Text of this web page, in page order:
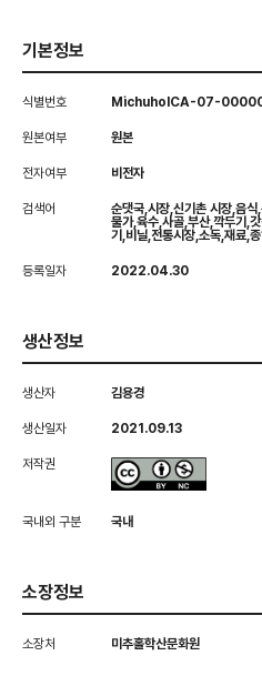
기본정보
식별번호 MichuholCA-07-
원본여부 원본
전자여부 비전자
검색어
순댓국,시장,신기촌 시장,음
물가,육수,사골,부산,깍두기,
기,비닐,전통시장,소독,재료,
등록일자 2022.04.30
생산정보
생산자 김용경
생산일자 2021.09.13
저작권
국내외 구분 국내
소장정보
소장처 미추홀학산문화원